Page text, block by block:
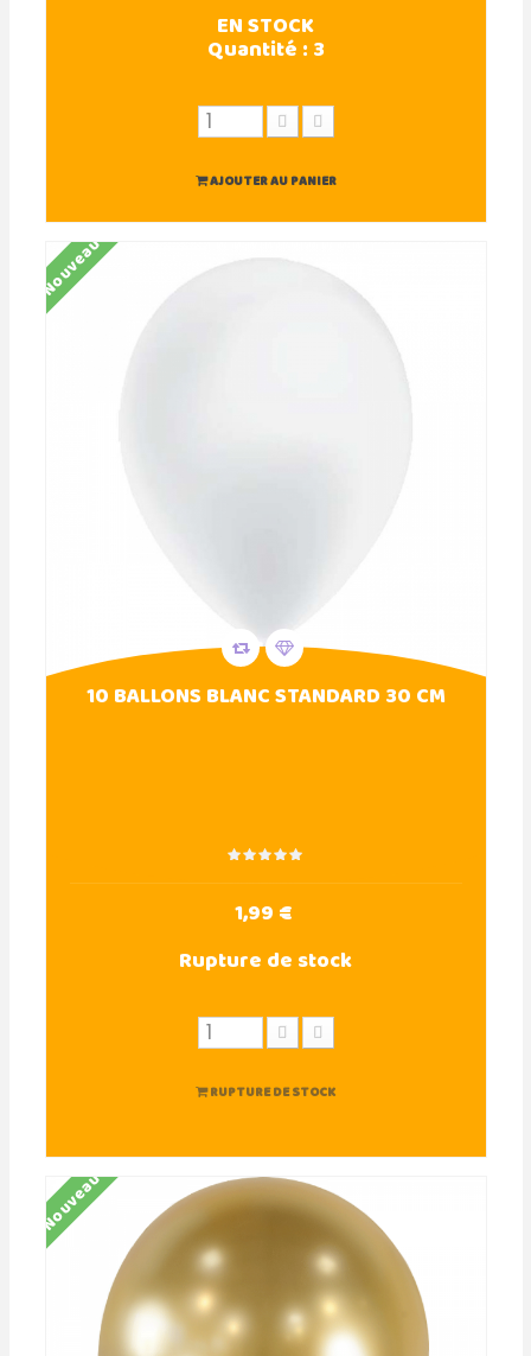
EN STOCK
Quantité :3
AJOUTER AU PANIER
Nouveau
10 BALLONS BLANC STANDARD 30 CM
1,99 €
Rupture de stock
RUPTURE DE STOCK
Nouveau